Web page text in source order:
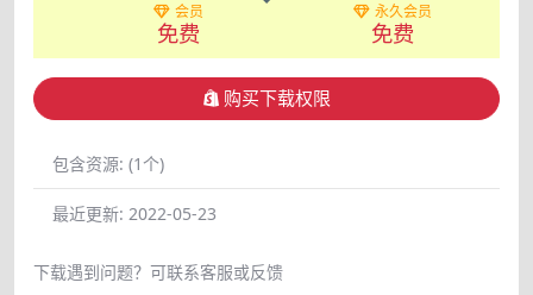
会员
免费
永久会员
免费
购买下载权限
包含资源: (1个)
最近更新: 2022-05-23
下载遇到问题？可联系客服或反馈